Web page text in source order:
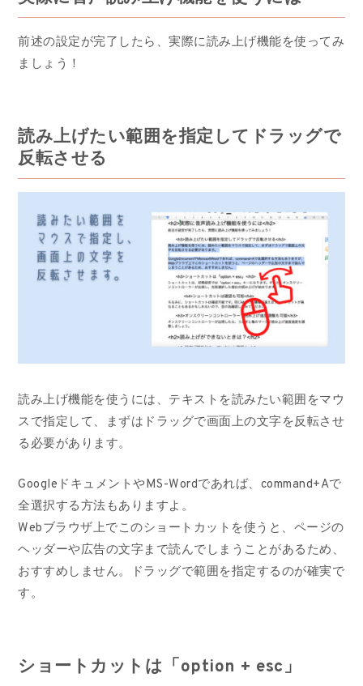
前述の設定が完了したら、実際に読み上げ機能を使ってみ
ましょう！
読み上げたい範囲を指定してドラッグで
反転させる
読み上げ機能を使うには、テキストを読みたい範囲をマウ
スで指定して、まずはドラッグで画面上の文字を反転させ
る必要があります。
GoogleドキュメントやMS-Wordであれば、command+Aで
全選択する方法もありますよ。
Webブラウザ上でこのショートカットを使うと、ページの
ヘッダーや広告の文字まで読んでしまうことがあるため、
おすすめしません。ドラッグで範囲を指定するのが確実で
す。
ショートカットは「option + esc」